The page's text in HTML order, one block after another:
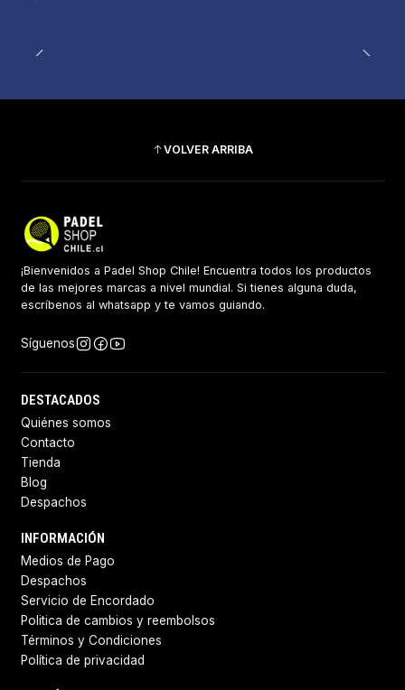
comprar.
VOLVER ARRIBA
¡Bienvenidos a Padel Shop Chile! Encuentra todos los productos
de las mejores marcas a nivel mundial. Si tienes alguna duda,
escríbenos al whatsapp y te vamos guiando.
Síguenos
DESTACADOS
Quiénes somos
Contacto
Tienda
Blog
Despachos
INFORMACIÓN
Medios de Pago
Despachos
Servicio de Encordado
Politica de cambios y reembolsos
Términos y Condiciones
Política de privacidad